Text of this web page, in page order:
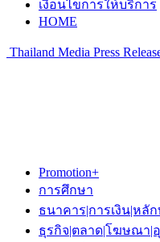
เงื่อนไขการให้บริการ
HOME
Thailand Media Press
Promotion+
การศึกษา
ธนาคาร|การเงิน|หลั
ธุรกิจ|ตลาด|โฆษณา|